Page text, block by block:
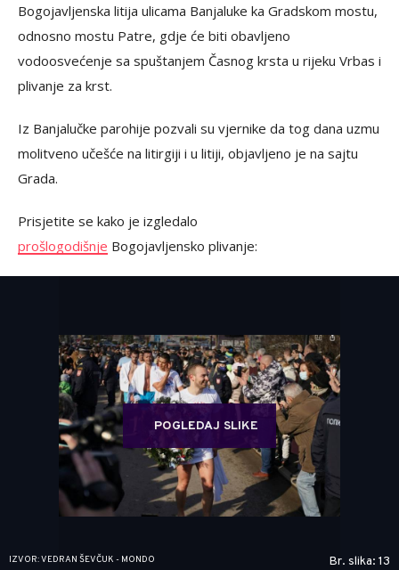
Bogojavljenska litija ulicama Banjaluke ka Gradskom mostu,
odnosno mostu Patre, gdje će biti obavljeno
vodoosvećenje sa spuštanjem Časnog krsta u rijeku Vrbas i
plivanje za krst.
Iz Banjalučke parohije pozvali su vjernike da tog dana uzmu
molitveno učešće na litirgiji i u litiji, objavljeno je na sajtu
Grada.
Prisjetite se kako je izgledalo
prošlogodišnje Bogojavljensko plivanje:
POGLEDAJ SLIKE
IZVOR: VEDRAN ŠEVČUK - MONDO Br. slika: 13